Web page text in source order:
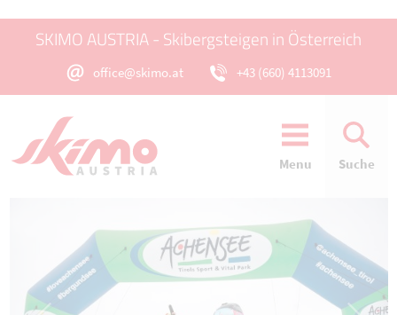
SKIMO AUSTRIA - Skibergsteigen in Österreich
office@skimo.at +43 (660) 4113091
Menu Suche